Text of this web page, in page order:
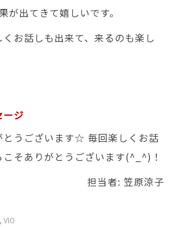
が出てきて嬉しいです。
お話しも出来て、来るのも楽し
ージ
とうございます☆ 毎回楽しくお話
こそありがとうございます(^_^)！
担当者: 笠原涼子
,VIO